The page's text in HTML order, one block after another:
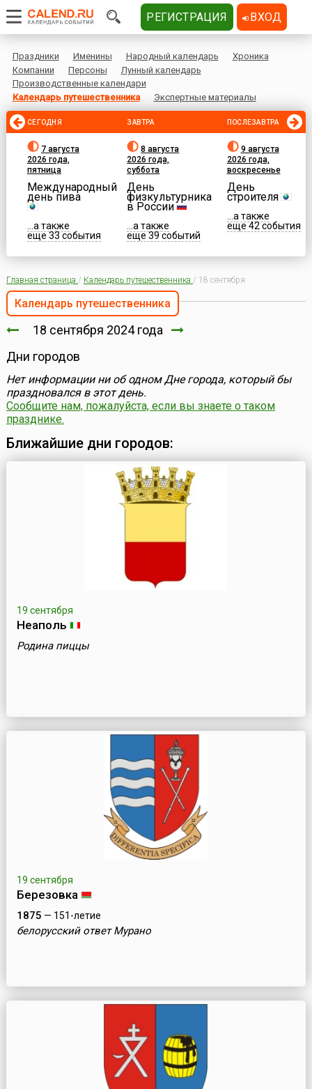
Праздники Именины Народный календарь
Хроника
Компании
Персоны
Лунный календарь
Производственные календари
Календарь путешественника
Экспертные материалы
СЕГОДНЯ
7 августа
2026 года,
пятница
Международный
день пива
...а также
еще 33 события
ЗАВТРА
8 августа
2026 года,
суббота
День
физкультурника
в России
...а также
еще 39 событий
ПОСЛЕЗАВТРА
9 августа
2026 года,
воскресенье
День
строителя
...а также
еще 42 события
Главная страница / Календарь путешественника / 18 сентября
Календарь путешественника
18 сентября 2024 года
Дни городов
Нет информации ни об одном Дне города, который бы
праздновался в этот день.
Сообщите нам, пожалуйста, если вы знаете о таком
празднике.
Ближайшие дни городов:
19 сентября
Неаполь
Родина пиццы
19 сентября
Березовка
1875 — 151-летие
белорусский ответ Мурано
РЕГИСТРАЦИЯ ВХОД